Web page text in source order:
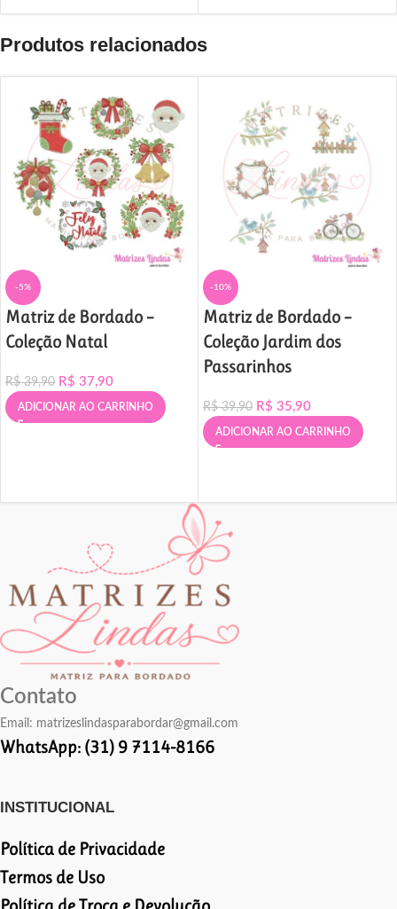
Produtos relacionados
-5%
Matriz de Bordado –
Coleção Natal
R$39,90 R$ 37,90
ADICIONAR AO CARRINHO
-10%
Matriz de Bordado –
Coleção Jardim dos
Passarinhos
R$39,90 R$ 35,90
ADICIONAR AO CARRINHO
Contato
Email: matrizeslindasparabordar@gmail.com
WhatsApp: (31) 9 7114-8166
INSTITUCIONAL
Política de Privacidade
Termos de Uso